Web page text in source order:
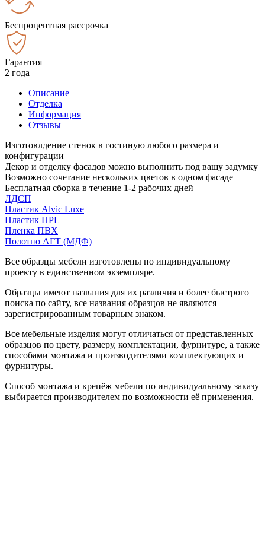
Беспроцентная рассрочка
Гарантия
2 года
Описание
Отделка
Информация
Отзывы
Изготовлдение стенок в гостиную любого размера и
конфигурации
Декор и отделку фасадов можно выполнить под вашу задумку
Возможно сочетание нескольких цветов в одном фасаде
Бесплатная сборка в течение 1-2 рабочих дней
ЛДСП
Пластик Alvic Luxe
Пластик HPL
Пленка ПВХ
Полотно АГТ (МДФ)
Все образцы мебели изготовлены по индивидуальному
проекту в единственном экземпляре.
Образцы имеют названия для их различия и более быстрого
поиска по сайту, все названия образцов не являются
зарегистрированным товарным знаком.
Все мебельные изделия могут отличаться от представленных
образцов по цвету, размеру, комплектации, фурнитуре, а также
способами монтажа и производителями комплектующих и
фурнитуры.
Способ монтажа и крепёж мебели по индивидуальному заказу
выбирается производителем по возможности её применения.